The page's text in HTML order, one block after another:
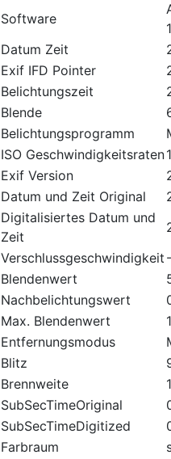
Software
Datum Zeit
Exif IFD Pointer
Belichtungszeit
Blende
Belichtungsprogramm
ISO Geschwindigkeitsraten
Exif Version
Datum und Zeit Original
Digitalisiertes Datum und
Zeit
Verschlussgeschwindigkeit
Blendenwert
Nachbelichtungswert
Max. Blendenwert
Entfernungsmodus
Blitz
Brennweite
SubSecTimeOriginal
SubSecTimeDigitized
Farbraum